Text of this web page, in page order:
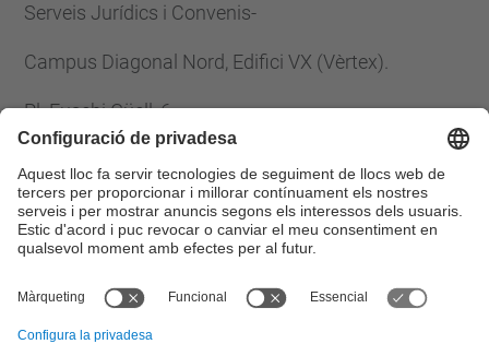
Serveis Jurídics i Convenis-
Campus Diagonal Nord, Edifici VX (Vèrtex).
Pl. Eusebi Güell, 6
Tel.:93 401 61 33Fax: 93 401 25 85
E-mail: serveis.juridics@upc.edu